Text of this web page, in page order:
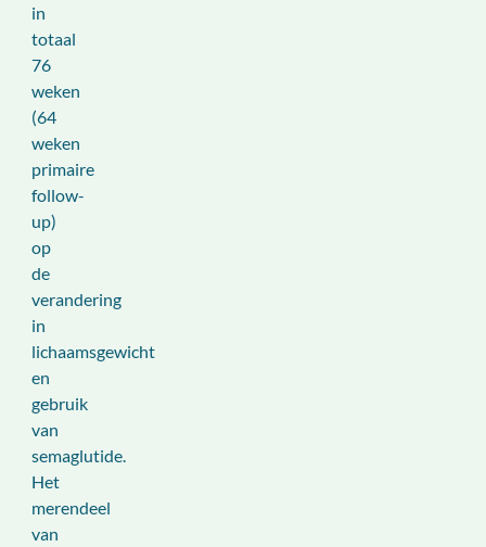
in
totaal
76
weken
(64
weken
primaire
follow-
up)
op
de
verandering
in
lichaamsgewicht
en
gebruik
van
semaglutide.
Het
merendeel
van